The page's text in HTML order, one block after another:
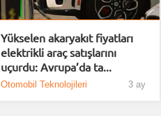
Yükselen akaryakıt fiyatları
elektrikli araç satışlarını
uçurdu: Avrupa’da ta...
Otomobil Teknolojileri 3 ay